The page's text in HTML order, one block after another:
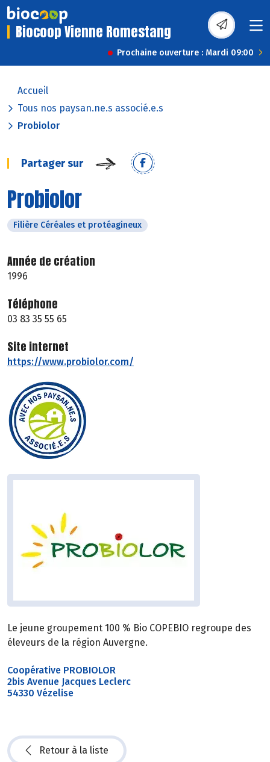
Biocoop Vienne Romestang
Prochaine ouverture : Mardi 09:00
Accueil
Tous nos paysan.ne.s associé.e.s
Probiolor
Partager sur
Probiolor
Filière Céréales et protéagineux
Année de création
1996
Téléphone
03 83 35 55 65
Site internet
https://www.probiolor.com/
Le jeune groupement 100 % Bio COPEBIO regroupe des
éleveurs de la région Auvergne.
Coopérative PROBIOLOR
2bis Avenue Jacques Leclerc
54330 Vézelise
Retour à la liste